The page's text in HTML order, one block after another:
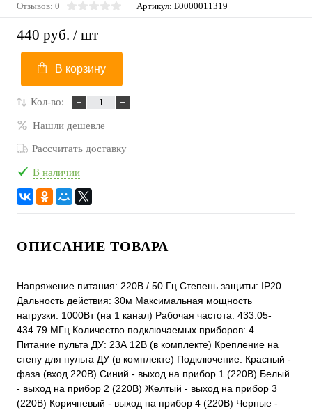
Отзывов: 0 Артикул: Б0000011319
440 руб. / шт
В корзину
Кол-во:
Нашли дешевле
Рассчитать доставку
В наличии
ОПИСАНИЕ ТОВАРА
Напряжение питания: 220В / 50 Гц Степень защиты: IP20
Дальность действия: 30м Максимальная мощность
нагрузки: 1000Вт (на 1 канал) Рабочая частота: 433.05-
434.79 МГц Количество подключаемых приборов: 4
Питание пульта ДУ: 23А 12В (в комплекте) Крепление на
стену для пульта ДУ (в комплекте) Подключение: Красный -
фаза (вход 220В) Синий - выход на прибор 1 (220В) Белый
- выход на прибор 2 (220В) Желтый - выход на прибор 3
(220В) Коричневый - выход на прибор 4 (220В) Черные -